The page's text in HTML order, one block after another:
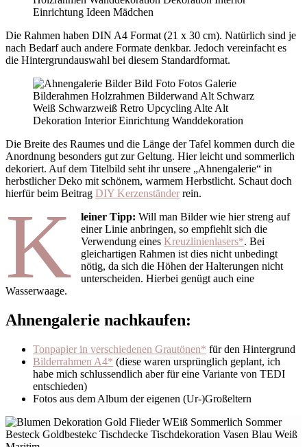
Die Rahmen haben DIN A4 Format (21 x 30 cm). Natürlich sind je
nach Bedarf auch andere Formate denkbar. Jedoch vereinfacht es
die Hintergrundauswahl bei diesem Standardformat.
Die Breite des Raumes und die Länge der Tafel kommen durch die
Anordnung besonders gut zur Geltung. Hier leicht und sommerlich
dekoriert. Auf dem Titelbild seht ihr unsere „Ahnengalerie“ in
herbstlicher Deko mit schönem, warmem Herbstlicht. Schaut doch
hierfür beim Beitrag DIY Kerzenständer rein.
K leiner Tipp: Will man Bilder wie hier streng auf
einer Linie anbringen, so empfiehlt sich die
Verwendung einesKreuzlinienlasers*. Bei
gleichartigen Rahmen ist dies nicht unbedingt
nötig, da sich die Höhen der Halterungen nicht
unterscheiden. Hierbei genügt auch eine
Wasserwaage.
Ahnengalerie nachkaufen:
Tonpapier in verschiedenen Grautönen* für den Hintergrund
Bilderrahmen A4* (diese waren ursprünglich geplant, ich
habe mich schlussendlich aber für eine Variante von TEDI
entschieden)
Fotos aus dem Album der eigenen (Ur-)Großeltern